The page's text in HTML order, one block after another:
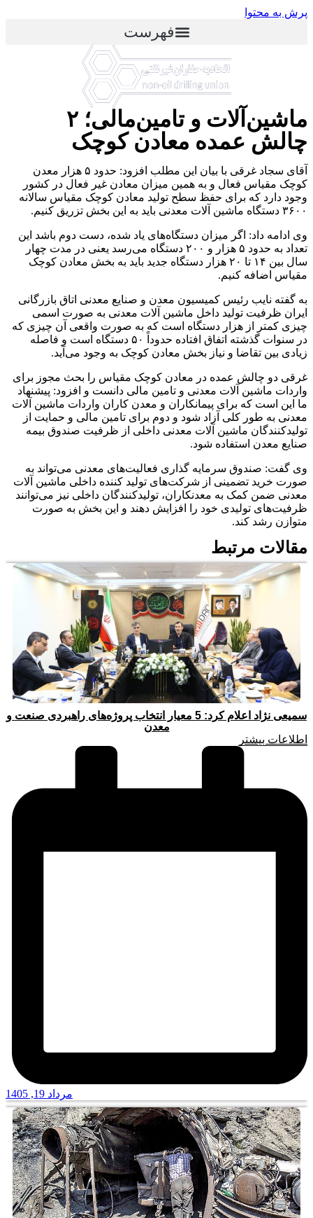
پرش به محتوا
فهرست
ماشین‌آلات و تامین‌مالی؛ ۲
چالش عمده معادن کوچک
آقای سجاد غرقی با بیان این مطلب افزود: حدود ۵ هزار معدن
کوچک مقیاس فعال و به همین میزان معادن غیر فعال در کشور
وجود دارد که برای حفظ سطح تولید معادن کوچک مقیاس سالانه
۳۶۰۰ دستگاه ماشین آلات معدنی باید به این بخش تزریق کنیم.
وی ادامه داد: اگر میزان دستگاه‌های یاد شده، دست دوم باشد این
تعداد به حدود ۵ هزار و ۲۰۰ دستگاه می‌رسد یعنی در مدت چهار
سال بین ۱۴ تا ۲۰ هزار دستگاه جدید باید به بخش معادن کوچک
مقیاس اضافه کنیم.
به گفته نایب رئیس کمیسیون معدن و صنایع معدنی اتاق بازرگانی
ایران ظرفیت تولید داخل ماشین آلات معدنی به صورت اسمی
چیزی کمتر از هزار دستگاه است که به صورت واقعی آن چیزی که
در سنوات گذشته اتفاق افتاده حدوداً ۵۰ دستگاه است و فاصله
زیادی بین تقاضا و نیاز بخش معادن کوچک به وجود می‌آید.
غرقی دو چالش عمده در معادن کوچک مقیاس را بحث مجوز برای
واردات ماشین آلات معدنی و تامین مالی دانست و افزود: پیشنهاد
ما این است که برای پیمانکاران و معدن کاران واردات ماشین آلات
معدنی به طور کلی آزاد شود و دوم برای تامین مالی و حمایت از
تولیدکنندگان ماشین آلات معدنی داخلی از ظرفیت صندوق بیمه
صنایع معدن استفاده شود.
وی گفت: صندوق سرمایه گذاری فعالیت‌های معدنی می‌تواند به
صورت خرید تضمینی از شرکت‌های تولید کننده داخلی ماشین آلات
معدنی ضمن کمک به معدنکاران، تولیدکنندگان داخلی نیز می‌توانند
ظرفیت‌های تولیدی خود را افزایش دهند و این بخش به صورت
متوازن رشد کند.
مقالات مرتبط
سمیعی‌ نژاد اعلام کرد: 5 معیار انتخاب پروژه‌های راهبردی صنعت و
معدن
اطلاعات بیشتر
مرداد 19, 1405